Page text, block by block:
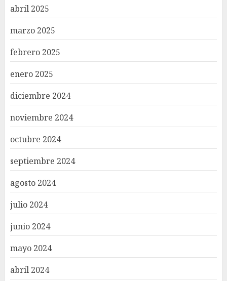
abril 2025
marzo 2025
febrero 2025
enero 2025
diciembre 2024
noviembre 2024
octubre 2024
septiembre 2024
agosto 2024
julio 2024
junio 2024
mayo 2024
abril 2024